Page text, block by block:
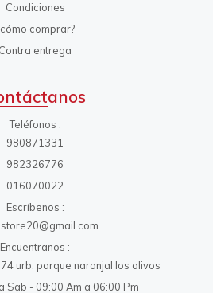
Condiciones
comprar?
Contra entrega
Teléfonos
980871331
982326776
016070022
Escríbenos
Encuentranos
urb. parque naranjal los olivos
Sab - 09:00 Am a 06:00 Pm